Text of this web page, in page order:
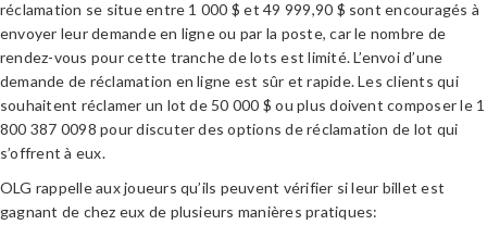
réclamation se situe entre 1 000 $ et 49 999,90 $ sont encouragés à
envoyer leur demande en ligne ou par la poste, car le nombre de
rendez-vous pour cette tranche de lots est limité. L’envoi d’une
demande de réclamation en ligne est sûr et rapide. Les clients qui
souhaitent réclamer un lot de 50 000 $ ou plus doivent composer le 1
800 387 0098 pour discuter des options de réclamation de lot qui
s’offrent à eux.
OLG rappelle aux joueurs qu’ils peuvent vérifier si leur billet est
gagnant de chez eux de plusieurs manières pratiques: